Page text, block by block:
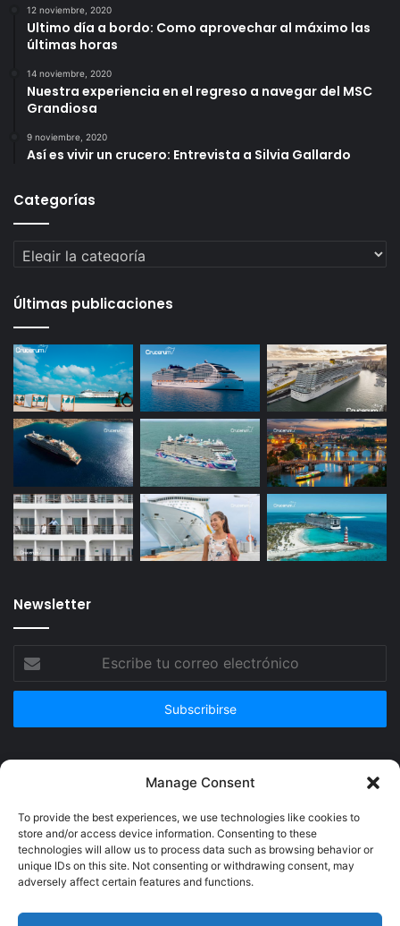
Manage Consent
To provide the best experiences, we use technologies like cookies to
store and/or access device information. Consenting to these
technologies will allow us to process data such as browsing behavior or
unique IDs on this site. Not consenting or withdrawing consent, may
adversely affect certain features and functions.
12 noviembre, 2020
Ultimo día a bordo: Como aprovechar al máximo las
últimas horas
14 noviembre, 2020
Nuestra experiencia en el regreso a navegar del MSC
Grandiosa
9 noviembre, 2020
Así es vivir un crucero: Entrevista a Silvia Gallardo
Categorías
Categorías
Últimas publicaciones
Newsletter
correo